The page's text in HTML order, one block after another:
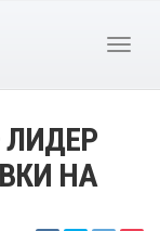
ЛИДЕР
НА